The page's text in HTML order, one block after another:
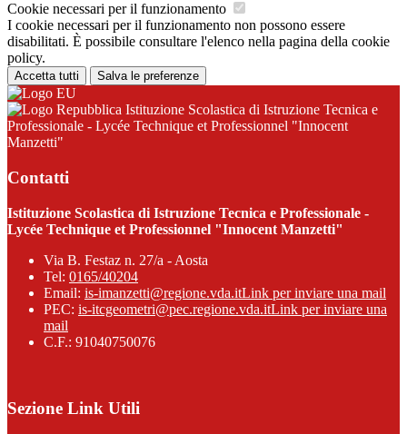
Cookie necessari per il funzionamento
I cookie necessari per il funzionamento non possono essere
disabilitati. È possibile consultare l'elenco nella pagina della cookie
policy.
Accetta tutti Salva le preferenze
Istituzione Scolastica di Istruzione Tecnica e
Professionale - Lycée Technique et Professionnel "Innocent
Manzetti"
Contatti
Istituzione Scolastica di Istruzione Tecnica e Professionale -
Lycée Technique et Professionnel "Innocent Manzetti"
Via B. Festaz n. 27/a - Aosta
Tel: 0165/40204
Email: is-imanzetti@regione.vda.itLink per inviare una mail
PEC: is-itcgeometri@pec.regione.vda.itLink per inviare una
mail
C.F.: 91040750076
Sezione Link Utili